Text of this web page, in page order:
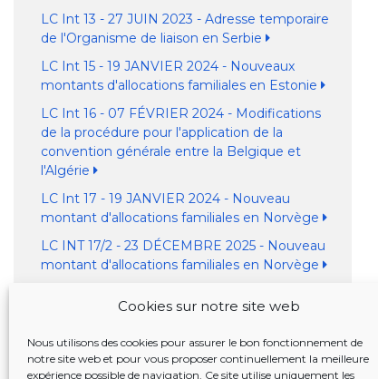
Cookies sur notre site web
Nous utilisons des cookies pour assurer le bon fonctionnement de
notre site web et pour vous proposer continuellement la meilleure
expérience possible de navigation. Ce site utilise uniquement les
LC Int 13 - 27 JUIN 2023 - Adresse temporaire
de l'Organisme de liaison en Serbie
LC Int 15 - 19 JANVIER 2024 - Nouveaux
montants d'allocations familiales en Estonie
LC Int 16 - 07 FÉVRIER 2024 - Modifications
de la procédure pour l'application de la
convention générale entre la Belgique et
l'Algérie
LC Int 17 - 19 JANVIER 2024 - Nouveau
montant d'allocations familiales en Norvège
LC INT 17/2 - 23 DÉCEMBRE 2025 - Nouveau
montant d'allocations familiales en Norvège
Changements substantiels dans le répertoire
LC Int 19 - 13 JUIN 2025 - Délais de réponse et